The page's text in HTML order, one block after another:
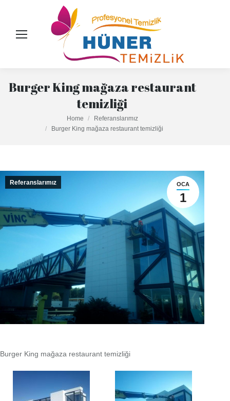
Burger King mağaza restaurant
temizliği
Home
Referanslarımız
Burger King mağaza restaurant temizliği
OCA
1
Referanslarımız
Burger King mağaza restaurant temizliği